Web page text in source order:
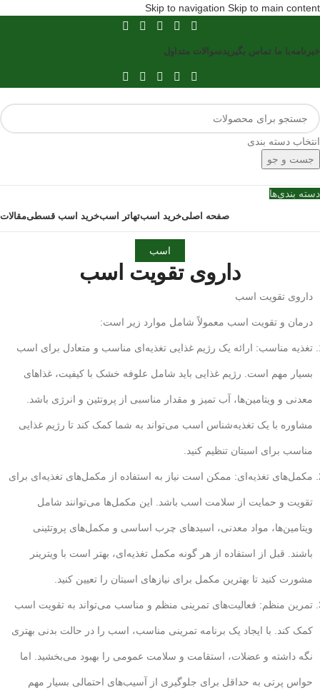
Skip to navigation Skip to main content
خبرنامهبا ما تماس بگیریدسوالات متداول
انتخاب دسته بندی
جست و جو
دسته بندی‌ها
صفحه اصلیخرید اسبتهاتر اسبخرید اسب قسطیمقالات
اسب
داروی تقویت اسب
داروی تقویت اسب
درمان و تقویت اسب معمولاً شامل موارد زیر است:
تغذیه مناسب: ارائه یک رژیم غذایی تغذیه‌ای مناسب و متعادل برای اسب
بسیار مهم است. رژیم غذایی باید شامل علوفه خشک با کیفیت، غذاهای
معدنی و ویتامین‌ها، آب تمیز و مقدار مناسبی از پروتئین و انرژی باشد.
مشاوره با یک تغذیه‌شناس اسب می‌تواند به شما کمک کند تا رژیم غذایی
مناسب برای اسبتان تنظیم کنید.
مکمل‌های تغذیه‌ای: ممکن است نیاز به استفاده از مکمل‌های تغذیه‌ای برای
تقویت و حمایت از سلامت اسب باشد. این مکمل‌ها می‌توانند شامل
ویتامین‌ها، مواد معدنی، اسیدهای چرب اساسی و مکمل‌های پروتئینی
باشند. قبل از استفاده از هر گونه مکمل تغذیه‌ای، بهتر است با ویترینر
مشورت کنید تا بهترین مکمل برای نیازهای اسبتان را تعیین کنید.
تمرین منظم: فعالیت‌های تمرینی منظم و مناسب می‌تواند به تقویت اسب
کمک کند. با ایجاد یک برنامه تمرینی مناسب، اسب را در حالت بدنی بهتری
نگه داشته و عضلات، استقامت و سلامت عمومی را بهبود می‌بخشید. اما
حواس پرتی به حداقل برای جلوگیری از آسیب‌های احتمالی بسیار مهم